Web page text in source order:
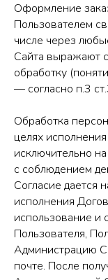
Оформление
Пользователем
числе через
Сайта выражают
обработку
— согласно п.3
Обработка
целях
исключительно
с соблюдением
Согласие дается
исполнения
использование и
Пользователя,
Администрацию
почте. После